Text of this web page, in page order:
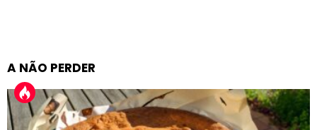
A NÃO PERDER